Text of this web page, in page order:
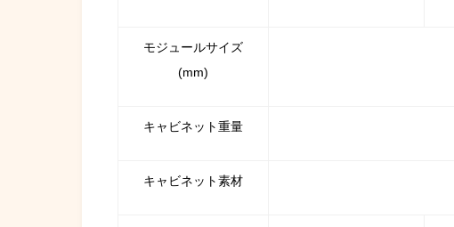
モジュールサイズ
(mm)
キャビネット重量
キャビネット素材